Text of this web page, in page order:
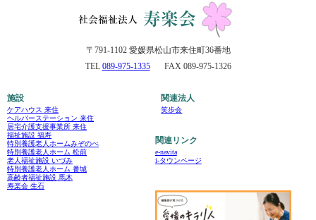
〒791-1102 愛媛県松山市来住町36番地
TEL 089-975-1335 FAX 089-975-1326
施設
ケアハウス 来住
ヘルパーステーション 来住
居宅介護支援事業所 来住
福祉施設 福寿
特別養護老人ホームみぞのべ
特別養護老人ホーム 松前
老人福祉施設 いづみ
特別養護老人ホーム 番城
高齢者福祉施設 馬木
寿楽会 生石
関連法人
笑歩会
関連リンク
e-navita
i-タウンページ